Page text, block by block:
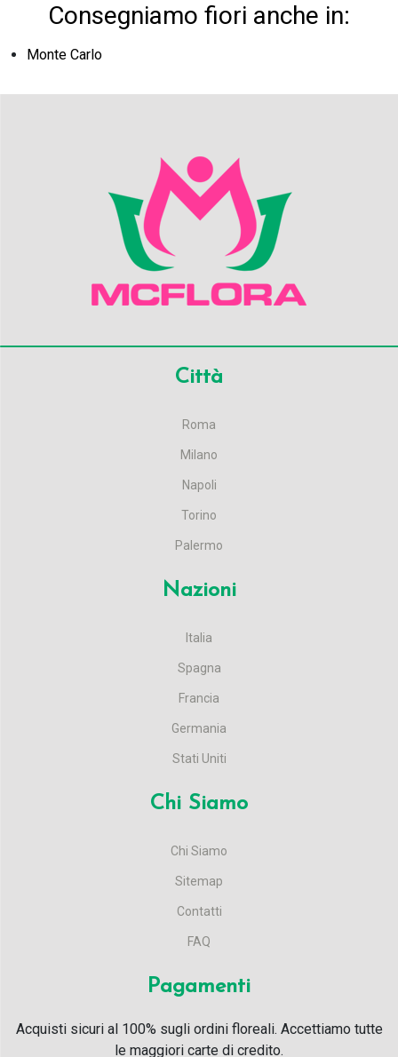
Consegniamo fiori anche in:
Monte Carlo
Città
Roma
Milano
Napoli
Torino
Palermo
Nazioni
Italia
Spagna
Francia
Germania
Stati Uniti
Chi Siamo
Chi Siamo
Sitemap
Contatti
FAQ
Pagamenti
Acquisti sicuri al 100% sugli ordini floreali. Accettiamo tutte
le maggiori carte di credito.